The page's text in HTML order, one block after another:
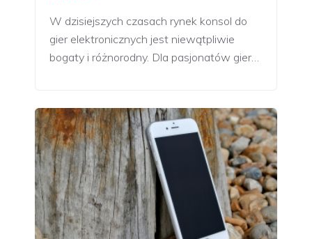
W dzisiejszych czasach rynek konsol do
gier elektronicznych jest niewątpliwie
bogaty i różnorodny. Dla pasjonatów gier…